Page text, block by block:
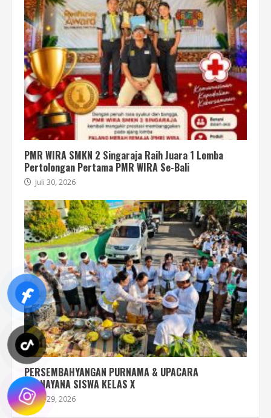
PMR WIRA SMKN 2 Singaraja Raih Juara 1 Lomba
Pertolongan Pertama PMR WIRA Se-Bali
Juli 30, 2026
PERSEMBAHYANGAN PURNAMA & UPACARA
UPANAYANA SISWA KELAS X
Juli 29, 2026